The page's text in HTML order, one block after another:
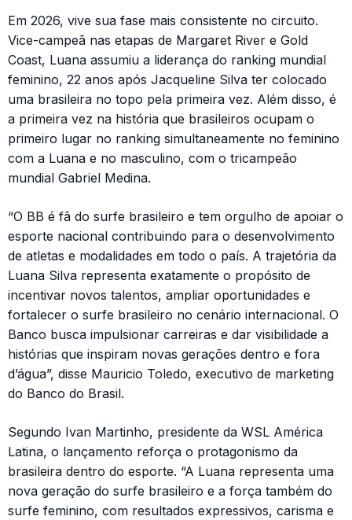
Em 2026, vive sua fase mais consistente no circuito.
Vice-campeã nas etapas de Margaret River e Gold
Coast, Luana assumiu a liderança do ranking mundial
feminino, 22 anos após Jacqueline Silva ter colocado
uma brasileira no topo pela primeira vez. Além disso, é
a primeira vez na história que brasileiros ocupam o
primeiro lugar no ranking simultaneamente no feminino
com a Luana e no masculino, com o tricampeão
mundial Gabriel Medina.
“O BB é fã do surfe brasileiro e tem orgulho de apoiar o
esporte nacional contribuindo para o desenvolvimento
de atletas e modalidades em todo o país. A trajetória da
Luana Silva representa exatamente o propósito de
incentivar novos talentos, ampliar oportunidades e
fortalecer o surfe brasileiro no cenário internacional. O
Banco busca impulsionar carreiras e dar visibilidade a
histórias que inspiram novas gerações dentro e fora
d’água”, disse Mauricio Toledo, executivo de marketing
do Banco do Brasil.
Segundo Ivan Martinho, presidente da WSL América
Latina, o lançamento reforça o protagonismo da
brasileira dentro do esporte. “A Luana representa uma
nova geração do surfe brasileiro e a força também do
surfe feminino, com resultados expressivos, carisma e